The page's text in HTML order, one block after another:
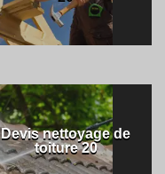
Devis nettoyage de
toiture 20